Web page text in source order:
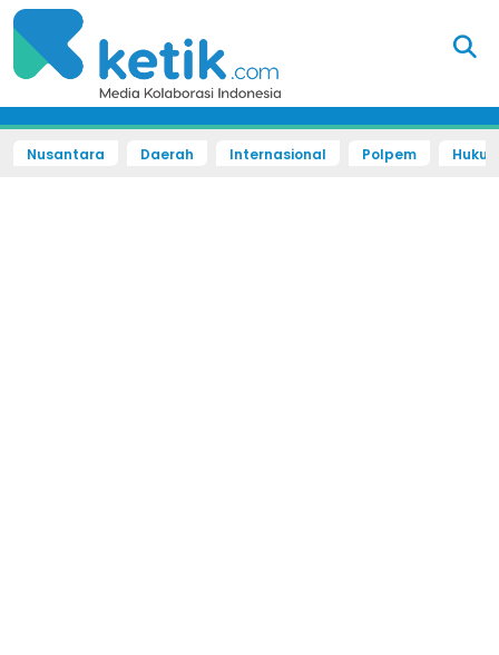
Nusantara Daerah Internasional Polpem